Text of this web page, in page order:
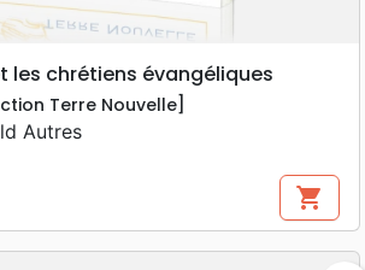
les chrétiens évangéliques
Terre Nouvelle]
Autres
shopping_cart